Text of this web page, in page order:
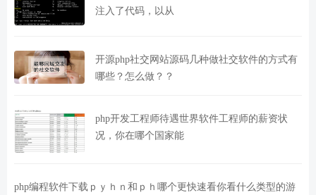
注入了代码，以从
开源php社交网站源码几种做社交软件的方式有
哪些？怎么做？？
php开发工程师待遇世界软件工程师的薪资状
况，你在哪个国家能
php编程软件下载ｐｙｈｎ和ｐｈ哪个更快速看你看什么类型的游